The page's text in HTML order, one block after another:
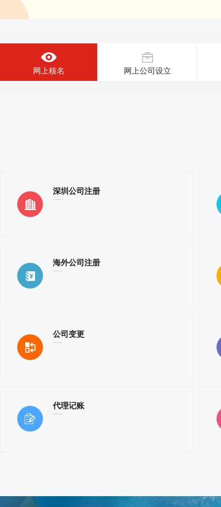
网上核名 网上公司设立
深圳公司注册
海外公司注册
公司变更
代理记账